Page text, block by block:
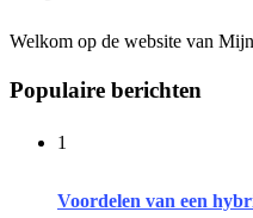
Welkom op de website van
Populaire berichten
1
Voordelen van een